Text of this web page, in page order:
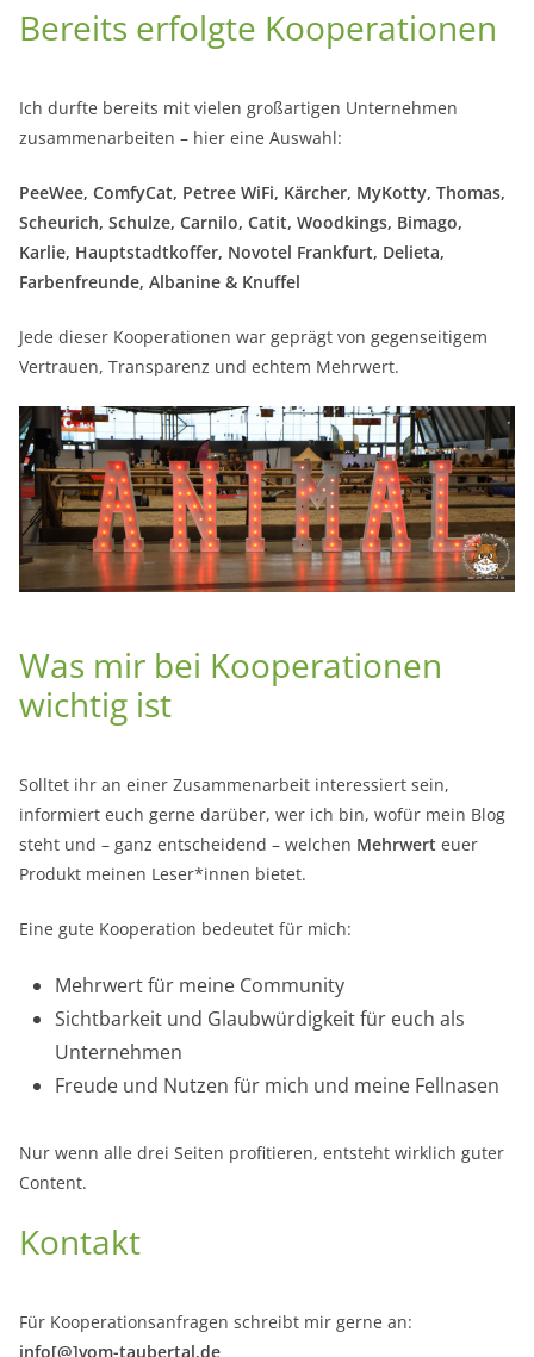
Bereits erfolgte Kooperationen
Ich durfte bereits mit vielen großartigen Unternehmen
zusammenarbeiten – hier eine Auswahl:
PeeWee, ComfyCat, Petree WiFi, Kärcher, MyKotty, Thomas,
Scheurich, Schulze, Carnilo, Catit, Woodkings, Bimago,
Karlie, Hauptstadtkoffer, Novotel Frankfurt, Delieta,
Farbenfreunde, Albanine & Knuffel
Jede dieser Kooperationen war geprägt von gegenseitigem
Vertrauen, Transparenz und echtem Mehrwert.
Was mir bei Kooperationen
wichtig ist
Solltet ihr an einer Zusammenarbeit interessiert sein,
informiert euch gerne darüber, wer ich bin, wofür mein Blog
steht und – ganz entscheidend – welchen Mehrwert euer
Produkt meinen Leser*innen bietet.
Eine gute Kooperation bedeutet für mich:
Mehrwert für meine Community
Sichtbarkeit und Glaubwürdigkeit für euch als
Unternehmen
Freude und Nutzen für mich und meine Fellnasen
Nur wenn alle drei Seiten profitieren, entsteht wirklich guter
Content.
Kontakt
Für Kooperationsanfragen schreibt mir gerne an:
info[@]vom-taubertal.de